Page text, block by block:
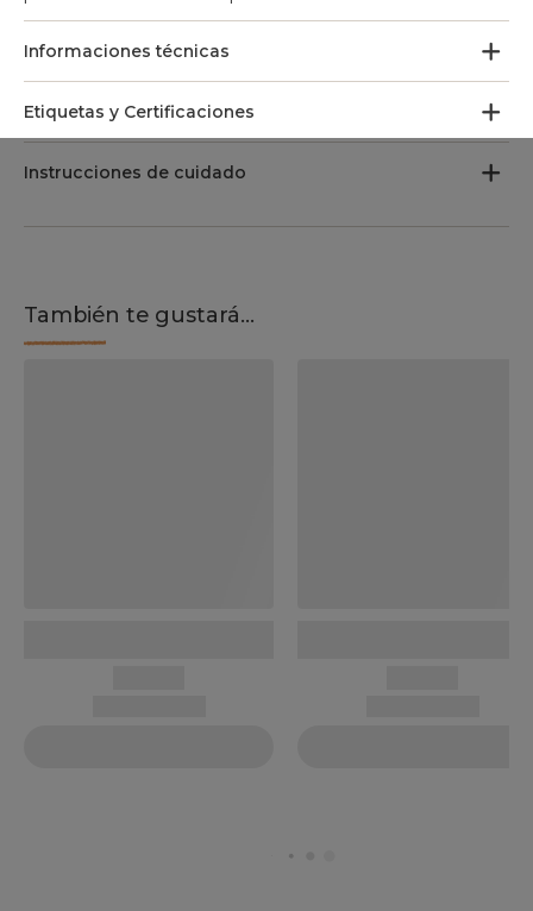
Informaciones técnicas
Etiquetas y Certificaciones
Instrucciones de cuidado
También te gustará...